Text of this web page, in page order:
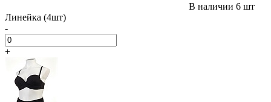
В наличии 6 шт
Линейка (4шт)
-
+